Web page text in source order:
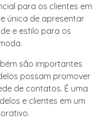
para os clientes em
única de apresentar
e estilo para os
são importantes
possam promover
de contatos. É uma
e clientes em um